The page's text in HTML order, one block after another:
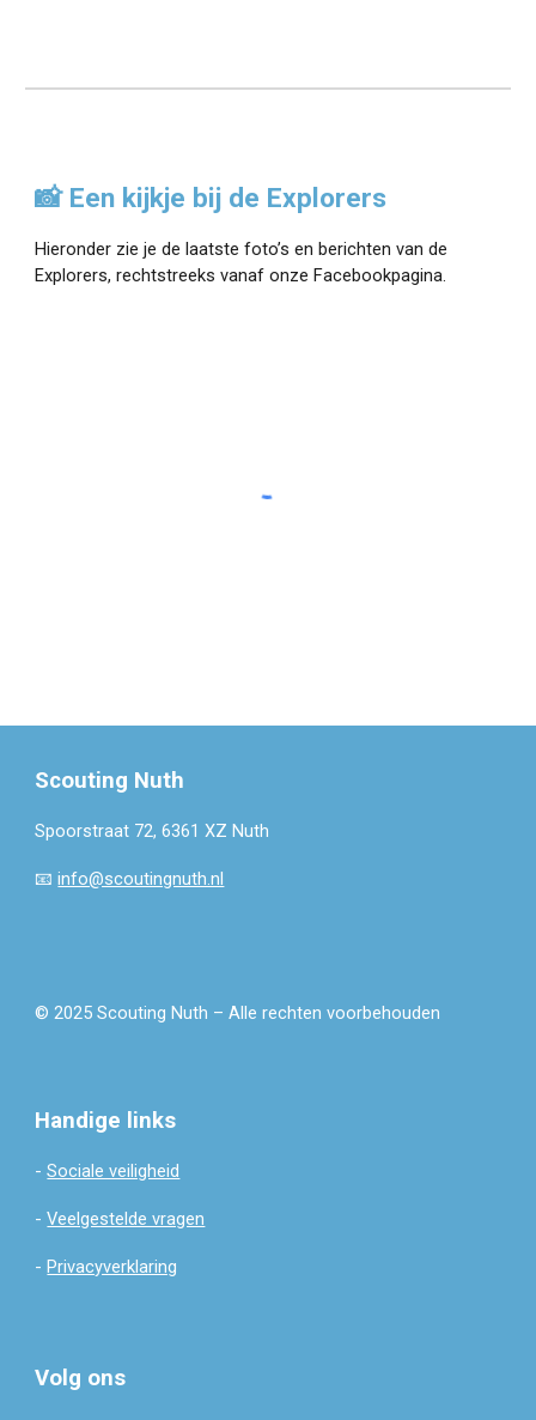
📸 Een kijkje bij de Explorers
Hieronder zie je de laatste foto’s en berichten van de
Explorers, rechtstreeks vanaf onze Facebookpagina.
Scouting Nuth
Spoorstraat 72, 6361 XZ Nuth
📧info@scoutingnuth.nl
© 2025 Scouting Nuth – Alle rechten voorbehouden
Handige links
-Sociale veiligheid
-Veelgestelde vragen
-Privacyverklaring
Volg ons